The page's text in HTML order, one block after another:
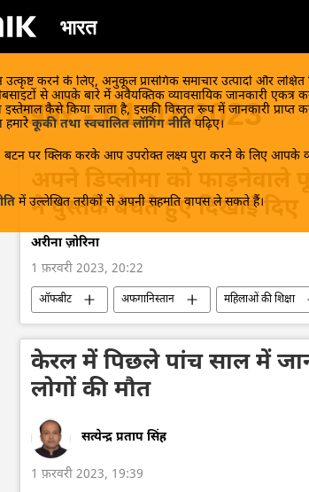
भारत
उत्कृष्ट करने के लिए, अनुकूल प्रासंगिक समाचार उत्पादों और
से आपके बारे में अवैयक्तिक व्यावसायिक जानकारी एकत्र
कैसे किया जाता है, इसकी विस्तृत रूप में जानकारी प्राप्त
हमारे कूकी तथा स्वचालित लॉगिंग नीति पढ़िए।
बटन पर क्लिक करके आप उपरोक्त लक्ष्य पुरा करने के लिए आपके
में उल्लेखित तरीकों से अपनी सहमति वापस ले सकते हैं।
खबरें - 01.02.2023
ने पुस्तकें बेचते हुए दिखाई दिए
अरीना ज़ोरिना
1 फ़रवरी 2023, 20:22
ऑफबीट अफगानिस्तान महिलाओं की शिक्षा
केरल में पिछले पांच साल में
लोगों की मौत
सत्येन्द्र प्रताप सिंह
1 फ़रवरी 2023, 19:39